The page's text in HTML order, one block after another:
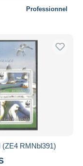
Professionnel
RMNbl391)